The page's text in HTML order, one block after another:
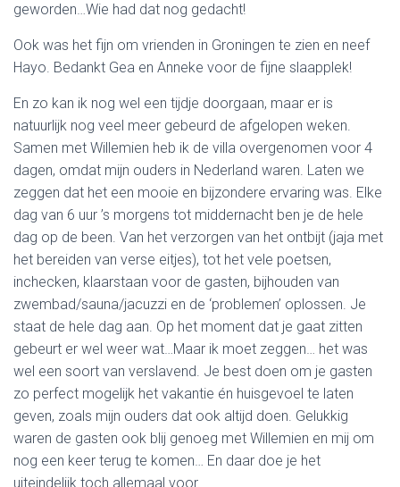
geworden…Wie had dat nog gedacht!
Ook was het fijn om vrienden in Groningen te zien en neef
Hayo. Bedankt Gea en Anneke voor de fijne slaapplek!
En zo kan ik nog wel een tijdje doorgaan, maar er is
natuurlijk nog veel meer gebeurd de afgelopen weken.
Samen met Willemien heb ik de villa overgenomen voor 4
dagen, omdat mijn ouders in Nederland waren. Laten we
zeggen dat het een mooie en bijzondere ervaring was. Elke
dag van 6 uur ’s morgens tot middernacht ben je de hele
dag op de been. Van het verzorgen van het ontbijt (jaja met
het bereiden van verse eitjes), tot het vele poetsen,
inchecken, klaarstaan voor de gasten, bijhouden van
zwembad/sauna/jacuzzi en de ‘problemen’ oplossen. Je
staat de hele dag aan. Op het moment dat je gaat zitten
gebeurt er wel weer wat…Maar ik moet zeggen… het was
wel een soort van verslavend. Je best doen om je gasten
zo perfect mogelijk het vakantie én huisgevoel te laten
geven, zoals mijn ouders dat ook altijd doen. Gelukkig
waren de gasten ook blij genoeg met Willemien en mij om
nog een keer terug te komen… En daar doe je het
uiteindelijk toch allemaal voor.